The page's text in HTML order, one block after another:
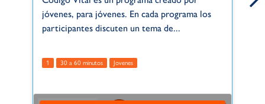
jóvenes, para jóvenes. En cada programa los
participantes discuten un tema de...
1 30 a 60 minutos Jovenes